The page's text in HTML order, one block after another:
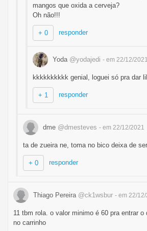
mangos que oxida a cerveja?
Oh não!!!
+ 0 responder
Yoda @yodajedi - em 22/12/2021
kkkkkkkkkk genial, loguei só pra dar
+ 1 responder
dme @dmesteves - em 22/12/2021
ta de zueira ne, toma no bico deixa de
+ 0 responder
Thiago Pereira @ck1wsbur - em 22/12/
11 tbm rola. o valor minimo é 60 pra entrar o
no carrinho